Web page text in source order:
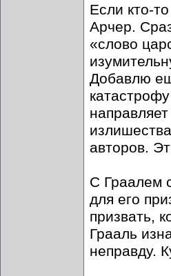
Если кто-
Арчер.
«слово
Добавлю
авторов.
С Граалем
для его
призвать,
Грааль
неправду.